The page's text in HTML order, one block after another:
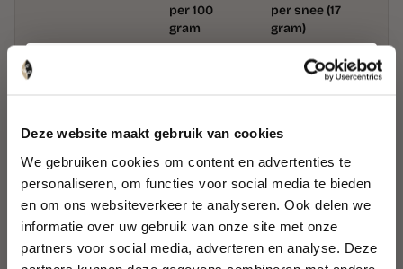
Deze website maakt gebruik van cookies
We gebruiken cookies om content en advertenties te
personaliseren, om functies voor social media te bieden
en om ons websiteverkeer te analyseren. Ook delen we
informatie over uw gebruik van onze site met onze
partners voor social media, adverteren en analyse. Deze
per 100
gram
per snee (17
gram)
Energie kJ/kcal 269/64
Waarvan
verzadigd
5,0 g 0,8 g
Koolhydraten 10 g 1,7 g
Waarvan suikers 5,2 g 0,9 g
WIL JIJ 8% KORTING?
Schrijf je nu in voor onze nieuwsbrief en
ontvang 8% korting op je eerste bestelling!